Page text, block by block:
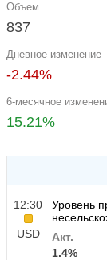
Объем
837
Дневное изменение
-2.44%
6-месячное
15.21%
12:30
USD
Уровень
Акт.
1.4%